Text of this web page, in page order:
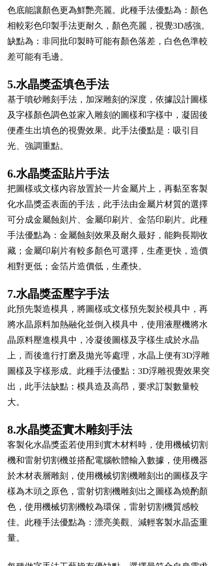
色底能讓顏色更為鮮艷亮麗。此種手法優點為：顏色
相較彩色印製手法更耐久，顏色亮麗，視覺3D感強。
缺點為：非同批印製時可能有顏色落差，白色色準較
差可能有毛邊。
5.水晶獎盃填色手法
基于噴砂雕刻手法，加深雕刻的深度，依據設計圖樣
及字樣顏色調色並家入雕刻的圖樣和字樣中，凝固後
便產生出填色的視覺效果。此手法優點是：吸引目
光、強調重點。
6.水晶獎盃貼片手法
把圖樣或文樣內容放置於一片金屬片上，再黏至客製
化水晶獎盃表面的手法，此手法由金屬片材質的選擇
可分成金屬蝕刻片、金屬印刷片、金箔印刷片。此種
手法優點為：金屬蝕刻效果及耐久最好，能夠長期收
藏；金屬印刷片有較多顏色可選擇，生產更快，造價
相對更低；金箔片造價低，生產快。
7.水晶獎盃壓字手法
此預先製造模具，將圖樣或文樣預先製於模具中，再
將水晶原料加熱融化並倒入模具中，使用液壓機將水
晶原料壓進模具中，冷凝後圖樣及字樣生成於水晶
上，而後進行打磨及拋光等處理，水晶上便有3D浮雕
圖樣及字樣形成。此種手法優點：3D浮雕視覺效果突
出，此手法缺點：模具造及高昂，要求訂製數量較
大。
8.水晶獎盃實木雕刻手法
客製化水晶獎盃若使用到實木材料時，使用機械切割
機和雷射切割機並搭配電腦軟體輸入數據，使用機器
於木材表層雕刻，使用機械切割機雕刻出的圖樣及字
樣為木頭之原色，雷射切割機雕刻出之圖樣為燒酌顏
色，使用機械切割機較為環保，雷射切割機質感較
佳。此種手法優點為：漂亮美觀、減輕客製水晶盃重
量。